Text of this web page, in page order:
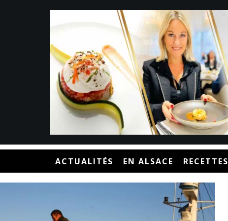
ACTUALITÉS EN ALSACE RECETTES